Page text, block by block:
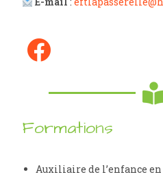
Formations
Auxiliaire de l’enfance en